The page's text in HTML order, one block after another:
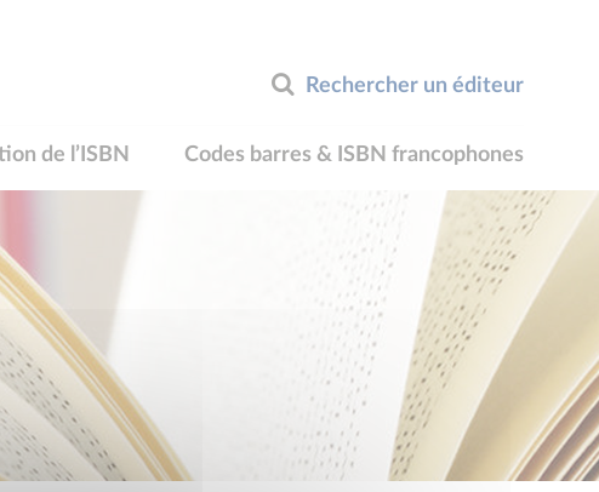
Rechercher un éditeur
de l’ISBN Codes barres & ISBN francophones